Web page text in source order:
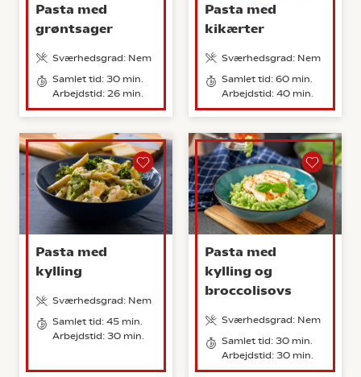
Pasta med
grøntsager
Sværhedsgrad: Nem
Samlet tid: 30 min.
Arbejdstid: 26 min.
Pasta med
kikærter
Sværhedsgrad: Nem
Samlet tid: 60 min.
Arbejdstid: 40 min.
Pasta med
kylling
Sværhedsgrad: Nem
Samlet tid: 45 min.
Arbejdstid: 30 min.
Pasta med
kylling og
broccolisovs
Sværhedsgrad: Nem
Samlet tid: 30 min.
Arbejdstid: 30 min.